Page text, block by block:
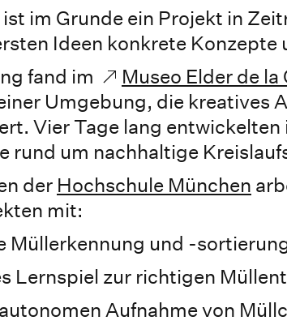
im Grunde ein Projekt in
Ideen konkrete Konzepte
fand im
Museo Elder de
Umgebung, die kreatives
Vier Tage lang
rund um nachhaltige
der Hochschule München
mit:
Müllerkennung und -
Lernspiel zur richtigen
Aufnahme von